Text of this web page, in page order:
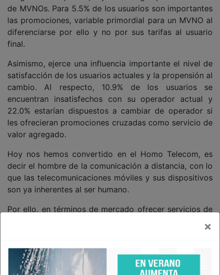
×
de MVNOs. Para 5.5% de los usuarios son importantes
las promociones, variable primordial para un MVNO al
diferenciarse por ello y no por sus tarifas al usuario
final.
Asimismo, ejerce una influencia importante el nivel de
satisfacción de los usuarios actuales y la propensión al
cambio. Al respecto, 10.9% de los usuarios se
encuentran insatisfechos con su operador actual y
22.0% estarían dispuestos a cambiar de operador si
les ofrecieran promociones cruzadas como servicio de
valor agregado.
Hoy nos hemos convertido en el Homo Telecom, es
decir el hombre de la comunicación a distancia, con lo
que las telecomunicaciones móviles y sus dispositivos
son ya inherentes al ser humano.
Por ello, en términos de mercado ofrecer servicios de
marca no sólo permitirá crecer las ventas del producto
para generar ingresos por conectividad.